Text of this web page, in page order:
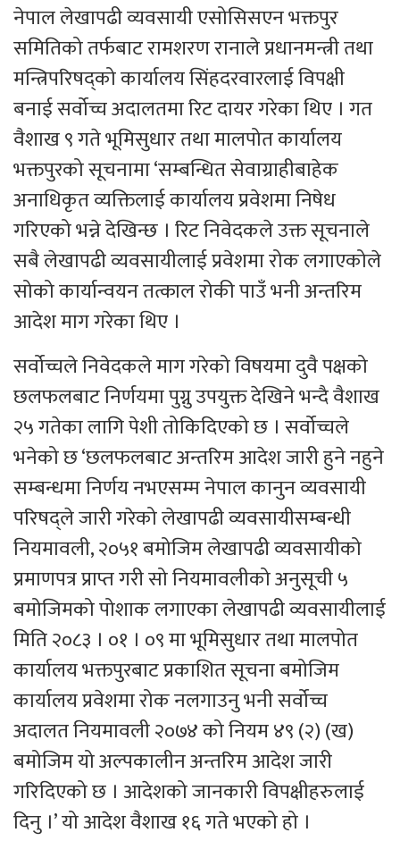
नेपाल लेखापढी व्यवसायी एसोसिसएन भक्तपुर
समितिको तर्फबाट रामशरण रानाले प्रधानमन्त्री तथा
मन्त्रिपरिषद्को कार्यालय सिंहदरवारलाई विपक्षी
बनाई सर्वोच्च अदालतमा रिट दायर गरेका थिए । गत
वैशाख ९ गते भूमिसुधार तथा मालपोत कार्यालय
भक्तपुरको सूचनामा ‘सम्बन्धित सेवाग्राहीबाहेक
अनाधिकृत व्यक्तिलाई कार्यालय प्रवेशमा निषेध
गरिएको भन्ने देखिन्छ । रिट निवेदकले उक्त सूचनाले
सबै लेखापढी व्यवसायीलाई प्रवेशमा रोक लगाएकोले
सोको कार्यान्वयन तत्काल रोकी पाउँ भनी अन्तरिम
आदेश माग गरेका थिए ।
सर्वोच्चले निवेदकले माग गरेको विषयमा दुवै पक्षको
छलफलबाट निर्णयमा पुग्नु उपयुक्त देखिने भन्दै वैशाख
२५ गतेका लागि पेशी तोकिदिएको छ । सर्वोच्चले
भनेको छ ‘छलफलबाट अन्तरिम आदेश जारी हुने नहुने
सम्बन्धमा निर्णय नभएसम्म नेपाल कानुन व्यवसायी
परिषद्ले जारी गरेको लेखापढी व्यवसायीसम्बन्धी
नियमावली, २०५१ बमोजिम लेखापढी व्यवसायीको
प्रमाणपत्र प्राप्त गरी सो नियमावलीको अनुसूची ५
बमोजिमको पोशाक लगाएका लेखापढी व्यवसायीलाई
मिति २०८३ । ०१ । ०९ मा भूमिसुधार तथा मालपोत
कार्यालय भक्तपुरबाट प्रकाशित सूचना बमोजिम
कार्यालय प्रवेशमा रोक नलगाउनु भनी सर्वोच्च
अदालत नियमावली २०७४ को नियम ४९ (२) (ख)
बमोजिम यो अल्पकालीन अन्तरिम आदेश जारी
गरिदिएको छ । आदेशको जानकारी विपक्षीहरुलाई
दिनु ।’ यो आदेश वैशाख १६ गते भएको हो ।